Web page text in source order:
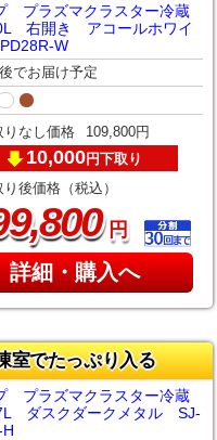
プラズマクラスター冷蔵
右開き アコールホワイ
W
でお届け予定
りなし価格 109,800円
10,000円下取り
り後価格（税込）
,800円
詳細・購入へ
室でたっぷり入る
プラズマクラスター冷蔵
ダスクダークメタル SJ-